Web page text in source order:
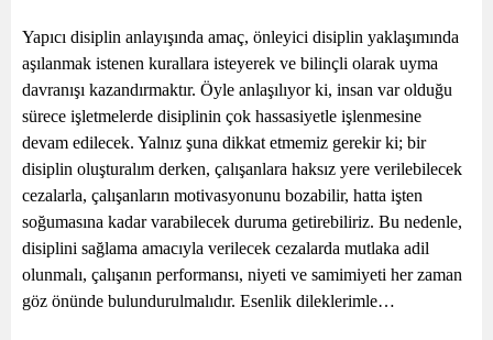
Yapıcı disiplin anlayışında amaç, önleyici disiplin yaklaşımında
aşılanmak istenen kurallara isteyerek ve bilinçli olarak uyma
davranışı kazandırmaktır. Öyle anlaşılıyor ki, insan var olduğu
sürece işletmelerde disiplinin çok hassasiyetle işlenmesine
devam edilecek. Yalnız şuna dikkat etmemiz gerekir ki; bir
disiplin oluşturalım derken, çalışanlara haksız yere verilebilecek
cezalarla, çalışanların motivasyonunu bozabilir, hatta işten
soğumasına kadar varabilecek duruma getirebiliriz. Bu nedenle,
disiplini sağlama amacıyla verilecek cezalarda mutlaka adil
olunmalı, çalışanın performansı, niyeti ve samimiyeti her zaman
göz önünde bulundurulmalıdır. Esenlik dileklerimle…